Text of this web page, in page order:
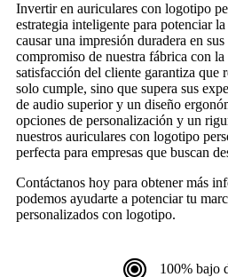
Invertir en auriculares con logotipo
estrategia inteligente para potenciar
causar una impresión duradera en
compromiso de nuestra fábrica con
satisfacción del cliente garantiza que
solo cumple, sino que supera sus
de audio superior y un diseño
opciones de personalización y un
nuestros auriculares con logotipo
perfecta para empresas que buscan
Contáctanos hoy para obtener más
podemos ayudarte a potenciar tu
personalizados con logotipo.
100% bajo